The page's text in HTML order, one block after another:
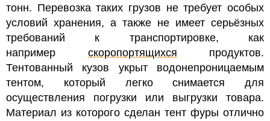
тонн. Перевозка таких грузов не требует особых
условий хранения, а также не имеет серьёзных
требований к транспортировке, как
например скоропортящихся продуктов.
Тентованный кузов укрыт водонепроницаемым
тентом, который легко снимается для
осуществления погрузки или выгрузки товара.
Материал из которого сделан тент фуры отлично